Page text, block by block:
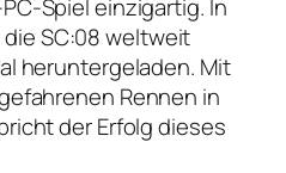
Spiel einzigartig. In
SC:08 weltweit
heruntergeladen. Mit
Rennen in
der Erfolg dieses